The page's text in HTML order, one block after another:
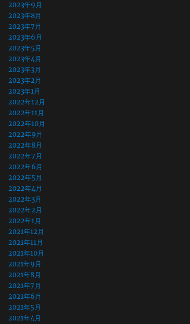
2023年9月
2023年8月
2023年7月
2023年6月
2023年5月
2023年4月
2023年3月
2023年2月
2023年1月
2022年12月
2022年11月
2022年10月
2022年9月
2022年8月
2022年7月
2022年6月
2022年5月
2022年4月
2022年3月
2022年2月
2022年1月
2021年12月
2021年11月
2021年10月
2021年9月
2021年8月
2021年7月
2021年6月
2021年5月
2021年4月